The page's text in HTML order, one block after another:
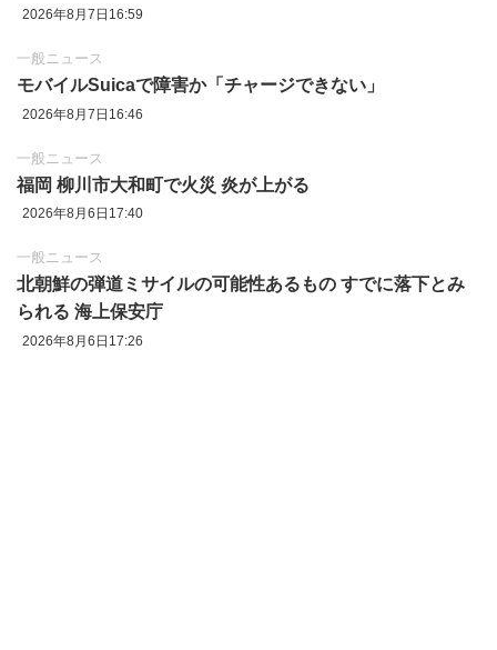
2026年8月7日16:59
一般ニュース
モバイルSuicaで障害か「チャージできない」
2026年8月7日16:46
一般ニュース
福岡 柳川市大和町で火災 炎が上がる
2026年8月6日17:40
一般ニュース
北朝鮮の弾道ミサイルの可能性あるもの すでに落下とみ
られる 海上保安庁
2026年8月6日17:26